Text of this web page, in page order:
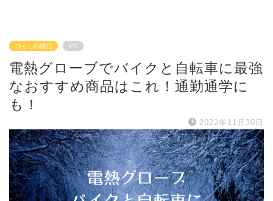
つくしの雑記 PR
電熱グローブでバイクと自転車に最強
なおすすめ商品はこれ！通勤通学に
も！
2022年11月30日